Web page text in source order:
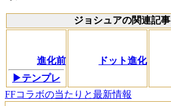
ジョシュアの関連記事
進化前
▶テンプレ
ドット進化
FFコラボの当たりと最新情報